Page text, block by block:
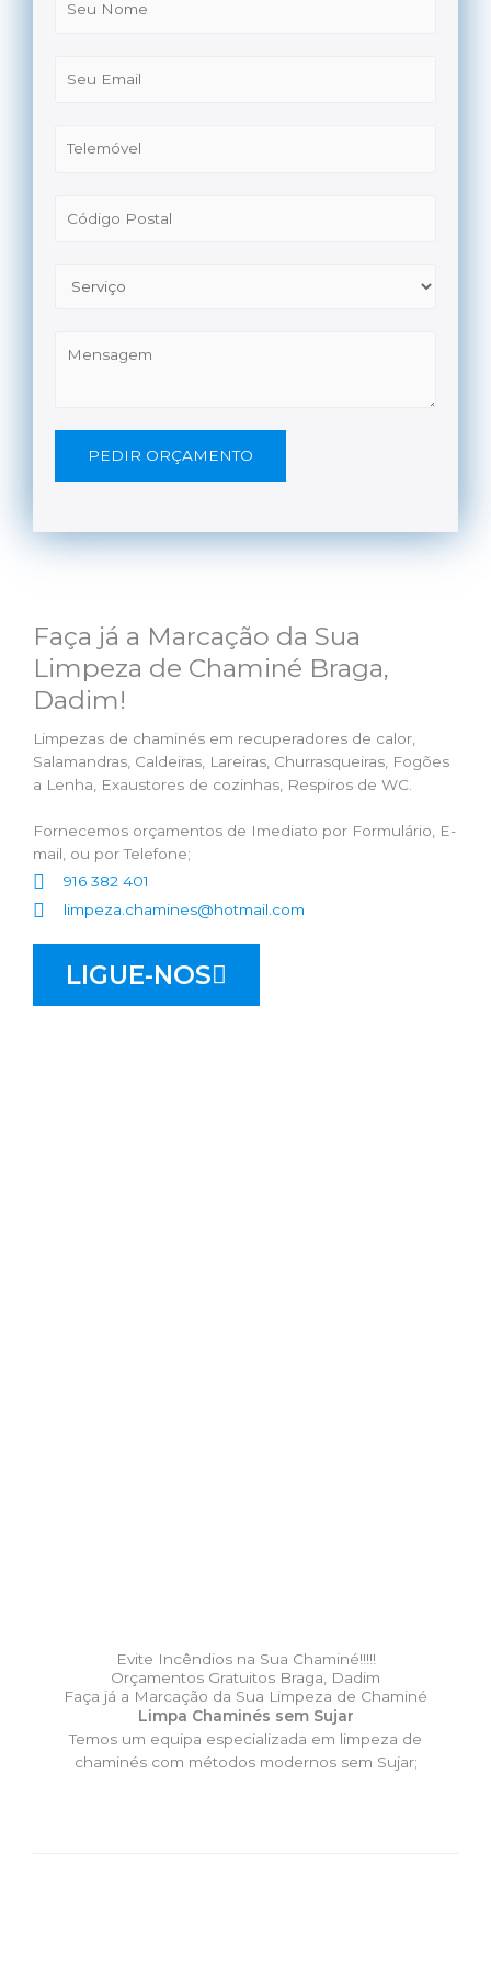
PEDIR ORÇAMENTO
Faça já a Marcação da Sua
Limpeza de Chaminé Braga,
Dadim!
Limpezas de chaminés em recuperadores de calor,
Salamandras, Caldeiras, Lareiras, Churrasqueiras, Fogões
a Lenha, Exaustores de cozinhas, Respiros de WC.
Fornecemos orçamentos de Imediato por Formulário, E-
mail, ou por Telefone;
916 382 401
limpeza.chamines@hotmail.com
LIGUE-NOS
Evite Incêndios na Sua Chaminé!!!!!
Orçamentos Gratuitos Braga, Dadim
Faça já a Marcação da Sua Limpeza de Chaminé
Limpa Chaminés sem Sujar
Temos um equipa especializada em limpeza de
chaminés com métodos modernos sem Sujar;